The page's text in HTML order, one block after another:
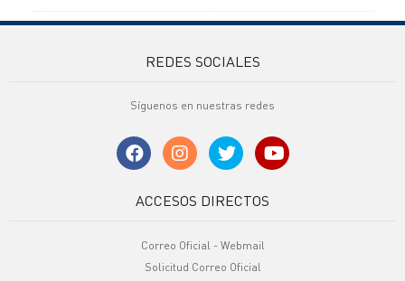
REDES SOCIALES
Síguenos en nuestras redes
ACCESOS DIRECTOS
Correo Oficial - Webmail
Solicitud Correo Oficial